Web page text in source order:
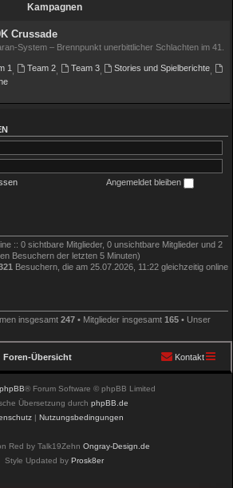
Kampagnen
Crussade
System – Brennpunkt unerbittlicher Schlachten im 41.
1, Team 2, Team 3, Stories und Spielberichte,
Angemeldet bleiben
:: 0 sichtbare Mitglieder, 0 unsichtbare Mitglieder und 2
Besuchern der letzten 5 Minuten)
Besuchern, die am 25.07.2026, 11:22 gleichzeitig online
insgesamt 247 • Mitglieder insgesamt 165 • Unser
Foren-Übersicht Kontakt
phpBB® Forum Software © phpBB Limited
Übersetzung durch phpBB.de
| Nutzungsbedingungen
Red by Talk19Zehn Ongray-Design.de
Style Updated by Prosk8er